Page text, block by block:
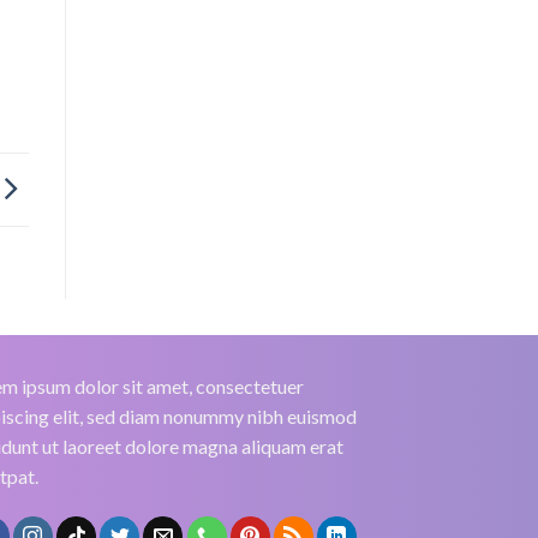
ipsum dolor sit amet, consectetuer
elit, sed diam nonummy nibh euismod
ut laoreet dolore magna aliquam erat